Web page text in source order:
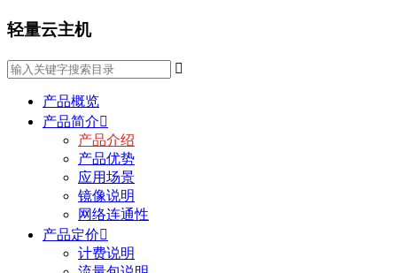
轻量云主机

产品概览
产品简介
产品介绍
产品优势
应用场景
镜像说明
网络连通性
产品定价
计费说明